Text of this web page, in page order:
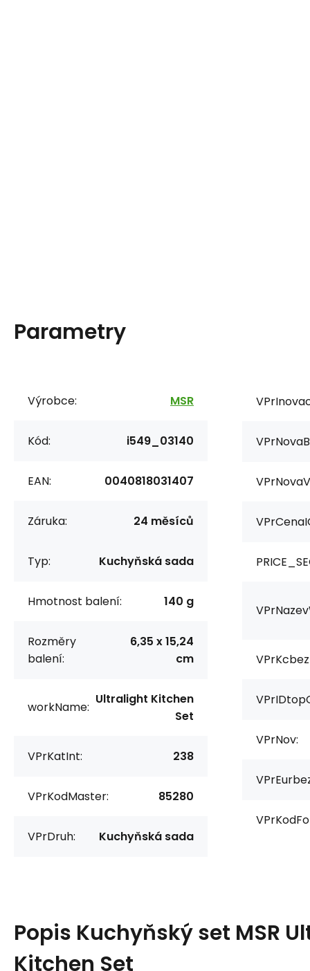
Parametry
Výrobce: MSR
Kód: i549_03140
EAN: 0040818031407
Záruka: 24 měsíců
Typ: Kuchyňská sada
Hmotnost balení: 140 g
Rozměry
balení:
6,35 x 15,24
cm
workName:
Ultralight Kitchen
Set
VPrKatInt: 238
VPrKodMaster: 85280
VPrDruh: Kuchyňská sada
VPrNov:
Popis Kuchyňský set MSR
Kitchen Set